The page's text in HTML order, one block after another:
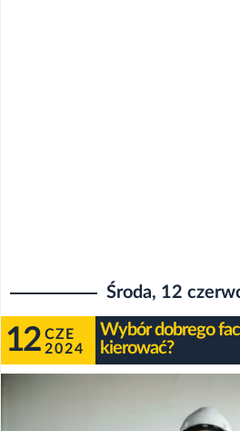
Środa, 12
12 CZE
2024
Wybór dobrego
kierować?